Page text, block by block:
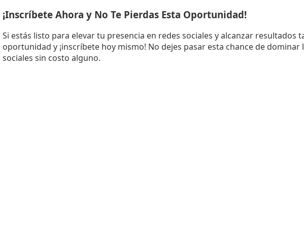
¡Inscríbete Ahora y No Te Pierdas Esta Oportunidad!
Si estás listo para elevar tu presencia en redes sociales y alcanzar resultados
oportunidad y ¡inscríbete hoy mismo! No dejes pasar esta chance de dominar
sociales sin costo alguno.